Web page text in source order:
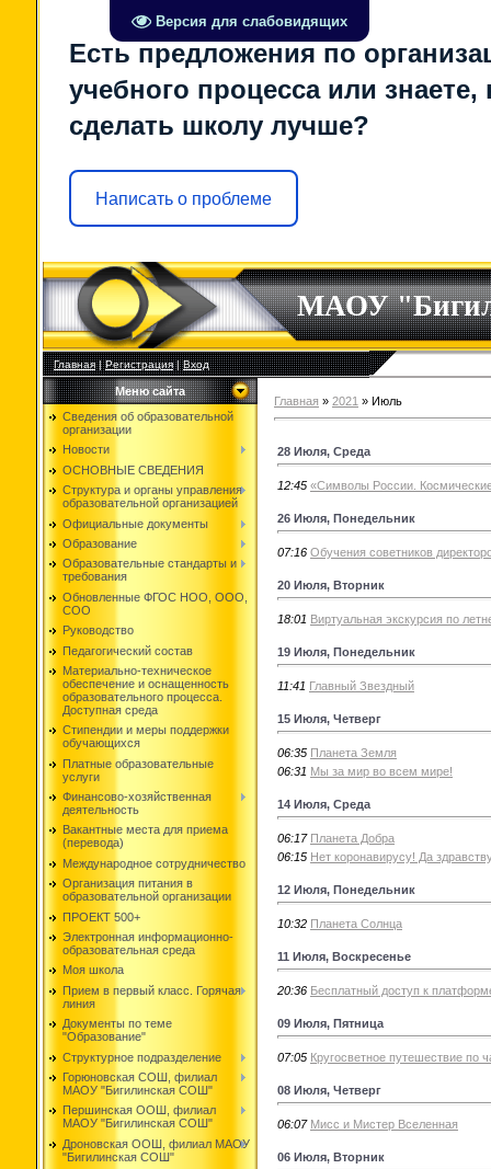
Версия для слабовидящих
Есть предложения по
учебного процесса или знаете,
сделать школу лучше?
Написать о проблеме
МАОУ
Главная|Регистрация|Вход
Меню сайта
Сведения об образовательной
организации
Новости
ОСНОВНЫЕ СВЕДЕНИЯ
Структура и органы управления
образовательной организацией
Официальные документы
Образование
Образовательные стандарты и
требования
Обновленные ФГОС НОО, ООО,
СОО
Руководство
Педагогический состав
Материально-техническое
обеспечение и оснащенность
образовательного процесса.
Доступная среда
Стипендии и меры поддержки
обучающихся
Платные образовательные
услуги
Финансово-хозяйственная
деятельность
Вакантные места для приема
(перевода)
Международное сотрудничество
Организация питания в
образовательной организации
ПРОЕКТ 500+
Электронная информационно-
образовательная среда
Моя школа
Прием в первый класс. Горячая
линия
Документы по теме
"Образование"
Структурное подразделение
Горюновская СОШ, филиал
МАОУ "Бигилинская СОШ"
Першинская ООШ, филиал
МАОУ "Бигилинская СОШ"
Дроновская ООШ, филиал МАОУ
"Бигилинская СОШ"
Главная » 2021 » Июль
28 Июля, Среда
12:45 «Символы России.
26 Июля, Понедельник
07:16 Обучения советников
20 Июля, Вторник
18:01 Виртуальная экскурсия по
19 Июля, Понедельник
11:41 Главный Звездный
15 Июля, Четверг
06:35 Планета Земля
06:31 Мы за мир во всем мире!
14 Июля, Среда
06:17 Планета Добра
06:15 Нет коронавирусу! Да
12 Июля, Понедельник
10:32 Планета Солнца
11 Июля, Воскресенье
20:36 Бесплатный доступ к
09 Июля, Пятница
07:05 Кругосветное путешествие по
08 Июля, Четверг
06:07 Мисс и Мистер Вселенная
06 Июля, Вторник